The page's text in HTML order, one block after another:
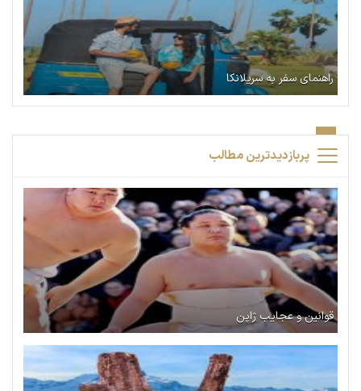
راهنمای سفر به سریلانکا
پربازدیدترین مطالب
قوانین و عجایب ژاپن